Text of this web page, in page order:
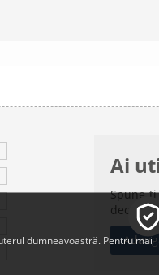
Ai
Spune-
decizii
dumneavoastră. Pentru mai